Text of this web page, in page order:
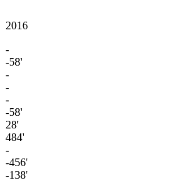
2016
-
-58'
-
-
-
-58'
28'
484'
-
-456'
-138'